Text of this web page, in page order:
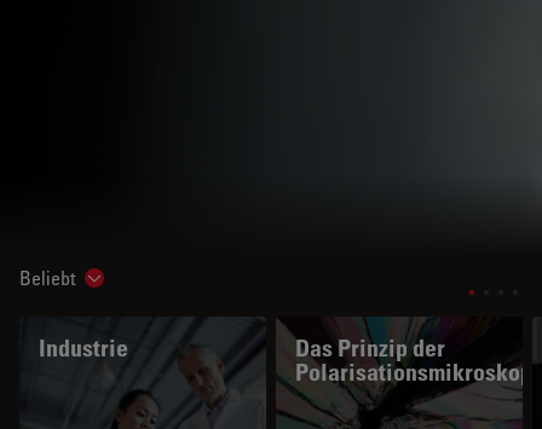
Beliebt Show subnavigation
Industrie
Das Prinzip der